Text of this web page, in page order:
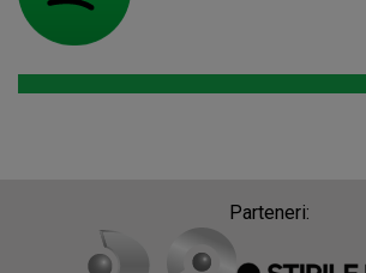
Parteneri: